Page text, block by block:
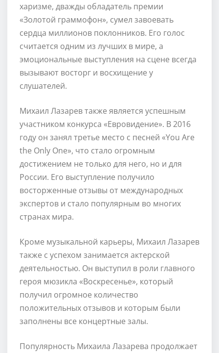
харизме, дважды обладатель премии
«Золотой граммофон», сумел завоевать
сердца миллионов поклонников. Его голос
считается одним из лучших в мире, а
эмоциональные выступления на сцене всегда
вызывают восторг и восхищение у
слушателей.
Михаил Лазарев также является успешным
участником конкурса «Евровидение». В 2016
году он занял третье место с песней «You Are
the Only One», что стало огромным
достижением не только для него, но и для
России. Его выступление получило
восторженные отзывы от международных
экспертов и стало популярным во многих
странах мира.
Кроме музыкальной карьеры, Михаил Лазарев
также с успехом занимается актерской
деятельностью. Он выступил в роли главного
героя мюзикла «Воскресенье», который
получил огромное количество
положительных отзывов и которым были
заполнены все концертные залы.
Популярность Михаила Лазарева продолжает